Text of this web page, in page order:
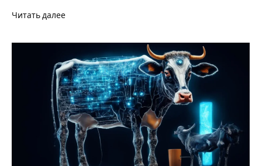
Читать далее